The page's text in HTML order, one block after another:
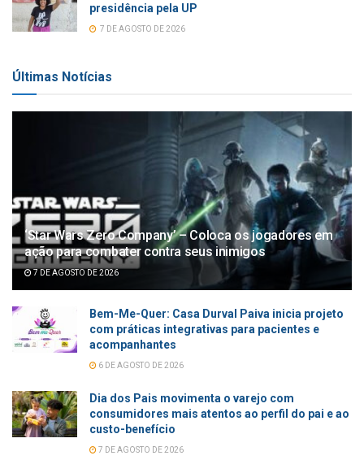
presidência pela UP
7 DE AGOSTO DE 2026
Últimas Notícias
‘Star Wars Zero Company’ – Coloca os jogadores em
ação para combater contra seus inimigos
7 DE AGOSTO DE 2026
Bem-Me-Quer: Casa Durval Paiva inicia projeto
com práticas integrativas para pacientes e
acompanhantes
6 DE AGOSTO DE 2026
Dia dos Pais movimenta o varejo com
consumidores mais atentos ao perfil do pai e ao
custo-benefício
7 DE AGOSTO DE 2026